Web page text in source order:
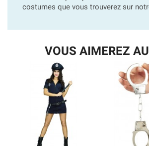
costumes que vous trouverez sur
VOUS AIMEREZ